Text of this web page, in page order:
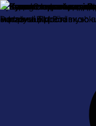
Про насОплата і
інформація